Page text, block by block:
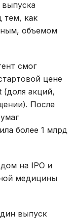
тем, как
объемом
смог
цене
(доля акций,
После
более 1 млрд
на IPO и
медицины
выпуск